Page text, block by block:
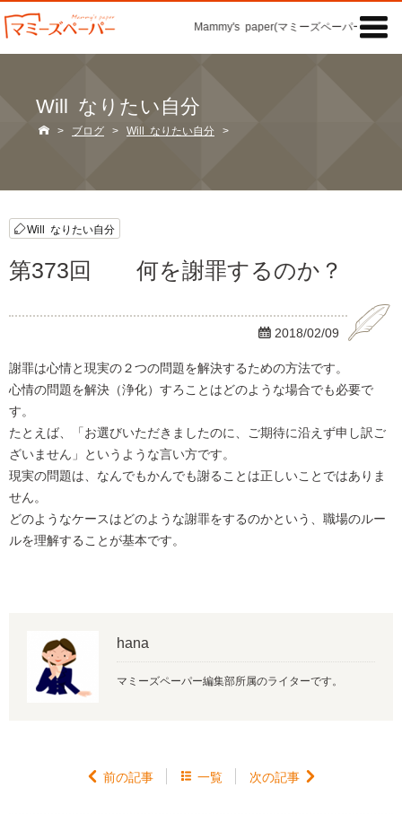
Mammy's paper(マミーズペーパー)の「記

Will なりたい自分
 > ブログ > Will なりたい自分 >
Will なりたい自分
第373回 何を謝罪するのか？
 2018/02/09
謝罪は心情と現実の２つの問題を解決するための方法です。
心情の問題を解決（浄化）すろことはどのような場合でも必要で
す。
たとえば、「お選びいただきましたのに、ご期待に沿えず申し訳ご
ざいません」というような言い方です。
現実の問題は、なんでもかんでも謝ることは正しいことではありま
せん。
どのようなケースはどのような謝罪をするのかという、職場のルー
ルを理解することが基本です。
hana
マミーズペーパー編集部所属のライターです。
 前の記事  一覧 次の記事 